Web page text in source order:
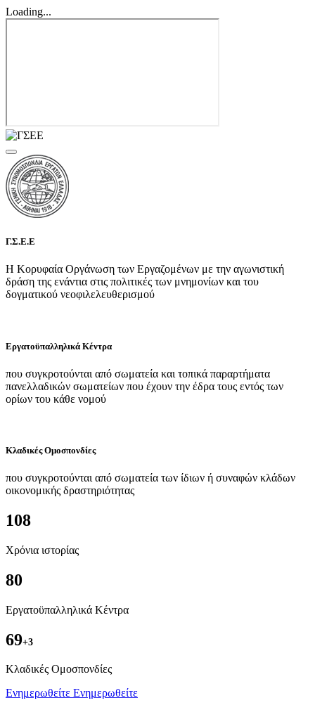
Loading...
Γ.Σ.Ε.Ε
Η Κορυφαία Οργάνωση των Εργαζομένων με την αγωνιστική
δράση της ενάντια στις πολιτικές των μνημονίων και του
δογματικού νεοφιλελευθερισμού
Εργατοϋπαλληλικά Κέντρα
που συγκροτούνται από σωματεία και τοπικά παραρτήματα
πανελλαδικών σωματείων που έχουν την έδρα τους εντός των
ορίων του κάθε νομού
Κλαδικές Ομοσπονδίες
που συγκροτούνται από σωματεία των ίδιων ή συναφών κλάδων
οικονομικής δραστηριότητας
108
Χρόνια ιστορίας
80
Εργατοϋπαλληλικά Κέντρα
69+3
Kλαδικές Ομοσπονδίες
Ενημερωθείτε Ενημερωθείτε